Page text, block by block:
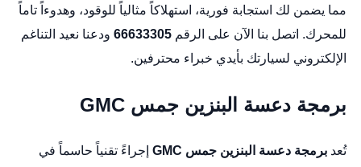
مما يضمن لك استجابة فورية، استهلاكاً مثالياً للوقود، وهدوءاً تاماً
للمحرك. اتصل بنا الآن على الرقم 66633305ودعنا نعيد التناغم
الإلكتروني لسيارتك بأيدي خبراء محترفين.
برمجة دعسة البنزين جمس GMC
تُعد برمجة دعسة البنزين جمس GMC
إجراءً تقنياً حاسماً في